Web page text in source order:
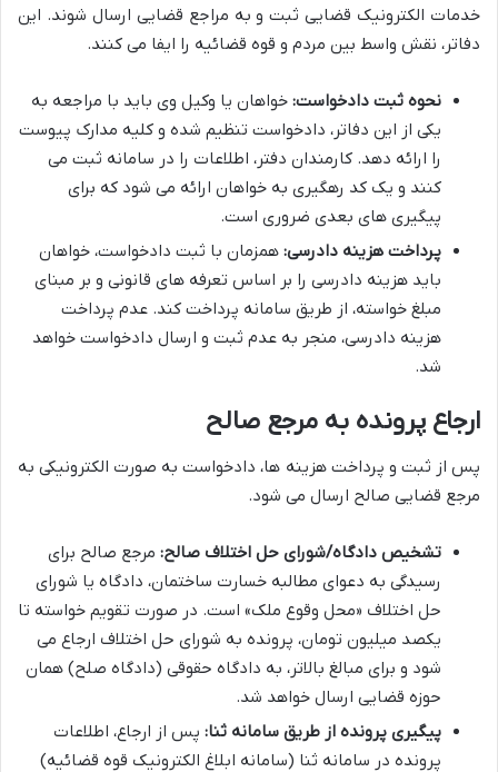
خدمات الکترونیک قضایی ثبت و به مراجع قضایی ارسال شوند. این
دفاتر، نقش واسط بین مردم و قوه قضائیه را ایفا می کنند.
نحوه ثبت دادخواست: خواهان یا وکیل وی باید با مراجعه به
یکی از این دفاتر، دادخواست تنظیم شده و کلیه مدارک پیوست
را ارائه دهد. کارمندان دفتر، اطلاعات را در سامانه ثبت می
کنند و یک کد رهگیری به خواهان ارائه می شود که برای
پیگیری های بعدی ضروری است.
پرداخت هزینه دادرسی: همزمان با ثبت دادخواست، خواهان
باید هزینه دادرسی را بر اساس تعرفه های قانونی و بر مبنای
مبلغ خواسته، از طریق سامانه پرداخت کند. عدم پرداخت
هزینه دادرسی، منجر به عدم ثبت و ارسال دادخواست خواهد
شد.
ارجاع پرونده به مرجع صالح
پس از ثبت و پرداخت هزینه ها، دادخواست به صورت الکترونیکی به
مرجع قضایی صالح ارسال می شود.
تشخیص دادگاه/شورای حل اختلاف صالح: مرجع صالح برای
رسیدگی به دعوای مطالبه خسارت ساختمان، دادگاه یا شورای
حل اختلاف «محل وقوع ملک» است. در صورت تقویم خواسته تا
یکصد میلیون تومان، پرونده به شورای حل اختلاف ارجاع می
شود و برای مبالغ بالاتر، به دادگاه حقوقی (دادگاه صلح) همان
حوزه قضایی ارسال خواهد شد.
پیگیری پرونده از طریق سامانه ثنا: پس از ارجاع، اطلاعات
پرونده در سامانه ثنا (سامانه ابلاغ الکترونیک قوه قضائیه)